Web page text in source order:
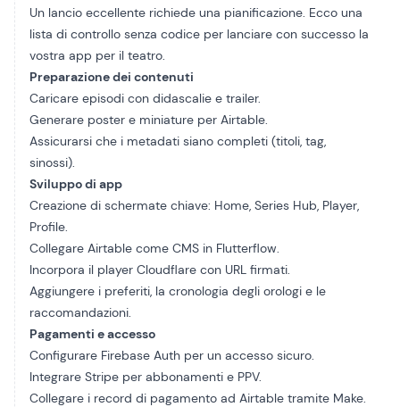
Un lancio eccellente richiede una pianificazione. Ecco una
lista di controllo senza codice per lanciare con successo la
vostra app per il teatro.
Preparazione dei contenuti
Caricare episodi con didascalie e trailer.
Generare poster e miniature per Airtable.
Assicurarsi che i metadati siano completi (titoli, tag,
sinossi).
Sviluppo di app
Creazione di schermate chiave: Home, Series Hub, Player,
Profile.
Collegare Airtable come CMS in Flutterflow.
Incorpora il player Cloudflare con URL firmati.
Aggiungere i preferiti, la cronologia degli orologi e le
raccomandazioni.
Pagamenti e accesso
Configurare Firebase Auth per un accesso sicuro.
Integrare Stripe per abbonamenti e PPV.
Collegare i record di pagamento ad Airtable tramite Make.